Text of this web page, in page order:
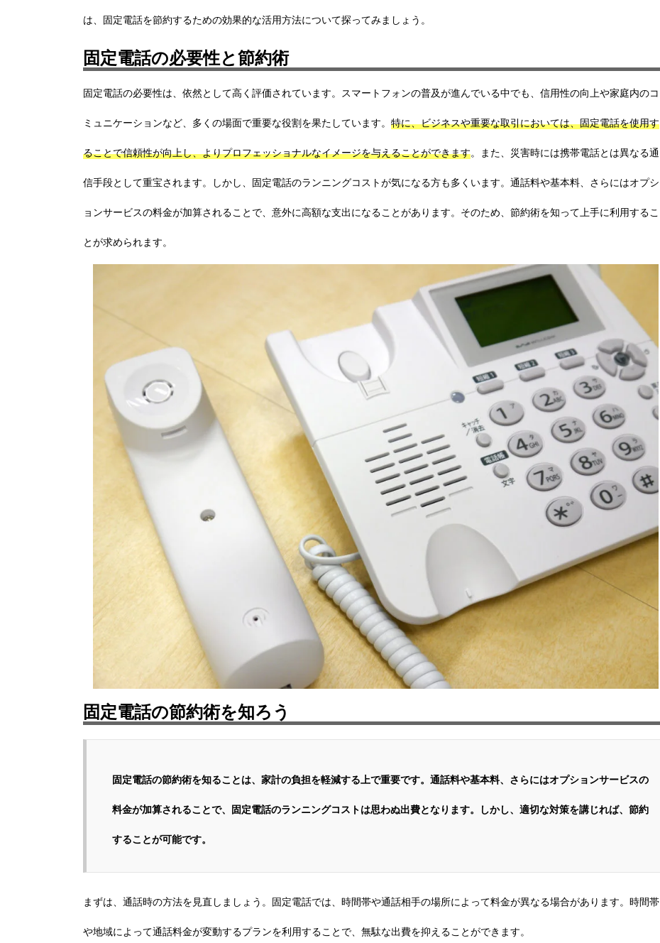
は、固定電話を節約するための効果的な活用方法について探ってみましょう。
固定電話の必要性と節約術
固定電話の必要性は、依然として高く評価されています。スマートフォンの普及が進んでいる中でも、信用性の向上や家庭内のコ
ミュニケーションなど、多くの場面で重要な役割を果たしています。 特に、ビジネスや重要な取引においては、固定電話を使用す
ることで信頼性が向上し、よりプロフェッショナルなイメージを与えることができます。また、災害時には携帯電話とは異なる通
信手段として重宝されます。しかし、固定電話のランニングコストが気になる方も多くいます。通話料や基本料、さらにはオプシ
ョンサービスの料金が加算されることで、意外に高額な支出になることがあります。そのため、節約術を知って上手に利用するこ
とが求められます。
固定電話の節約術を知ろう
固定電話の節約術を知ることは、家計の負担を軽減する上で重要です。通話料や基本料、さらにはオプションサービスの
料金が加算されることで、固定電話のランニングコストは思わぬ出費となります。しかし、適切な対策を講じれば、節約
することが可能です。
まずは、通話時の方法を見直しましょう。固定電話では、時間帯や通話相手の場所によって料金が異なる場合があります。時間帯
や地域によって通話料金が変動するプランを利用することで、無駄な出費を抑えることができます。